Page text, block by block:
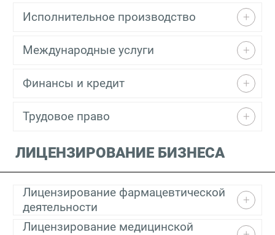
Исполнительное производство
Международные услуги
Финансы и кредит
Трудовое право
ЛИЦЕНЗИРОВАНИЕ БИЗНЕСА
Лицензирование фармацевтической
деятельности
Лицензирование медицинской